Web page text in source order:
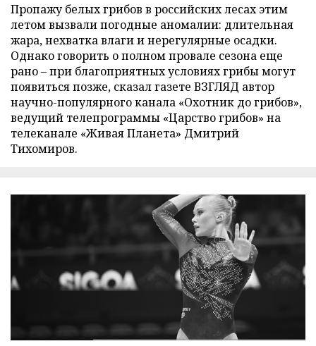
Пропажу белых грибов в российских лесах этим
летом вызвали погодные аномалии: длительная
жара, нехватка влаги и нерегулярные осадки.
Однако говорить о полном провале сезона еще
рано – при благоприятных условиях грибы могут
появиться позже, сказал газете ВЗГЛЯД автор
научно-популярного канала «Охотник до грибов»,
ведущий телепрограммы «Царство грибов» на
телеканале «Живая Планета» Дмитрий
Тихомиров.